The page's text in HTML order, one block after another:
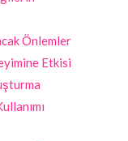
Önlemler
Etkisi